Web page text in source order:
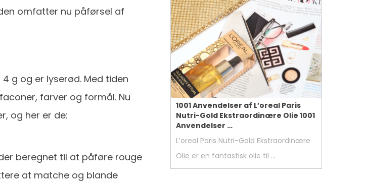
omfatter nu påførsel af
g og er lyserød. Med tiden
farver og formål. Nu
og her er de:
beregnet til at påføre rouge
at matche og blande
1001 Anvendelser af L’oreal Paris
Nutri-Gold Ekstraordinære Olie 1001
Anvendelser …
L’oreal Paris Nutri-Gold Ekstraordinære
Olie er en fantastisk olie til …